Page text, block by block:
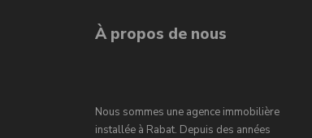
À propos de nous
Nous sommes une agence immobilière
installée à Rabat. Depuis des années